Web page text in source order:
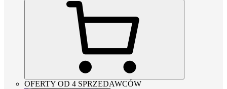
OFERTY OD 4 SPRZEDAWCÓW